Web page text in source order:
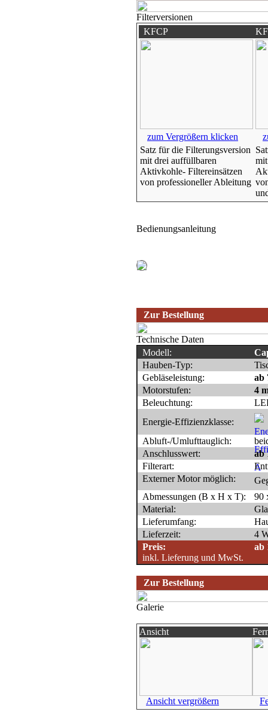
Filterversionen
KFCP
zum Vergrößern klicken
Satz für die Filterungsversion
mit drei auffüllbaren
Aktivkohle- Filtereinsätzen
von professioneller Ableitung
Bedienungsanleitung
Zur Bestellung
Technische Daten
Modell:
Hauben-Typ:
Gebläseleistung:
ab
Motorstufen:
4
Beleuchtung:
Energie-Effizienzklasse:
Abluft-/Umlufttauglich:
Anschlusswert:
ab
Filterart:
Externer Motor möglich:
Abmessungen (B x H x T):
90
Material:
Lieferumfang:
Lieferzeit:
4
Preis:
inkl. Lieferung und MwSt.
ab
Zur Bestellung
Galerie
Ansicht
Ansicht vergrößern